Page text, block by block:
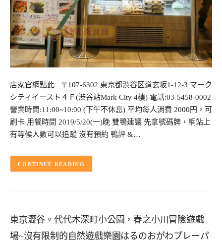
店家官網點此 〒107-6302 東京都渋谷区道玄坂1-12-3 マーク
シティイースト４Ｆ(渋谷站Mark City 4樓) 電話:03-5458-0002
營業時間:11:00~10:00 (下午不休息) 平均每人消費 2000円，可
刷卡 用餐時間 2019/5/20(一)晚 雙鴨建議 先拿號碼牌，網站上
有等候人數可以追蹤 沒有預約 鴨評 &…
CONTINUE READING
東京澀谷。代代木深町小公園，春之小川冒險遊戲
場~沒有限制的自然遊戲樂園はるのおがわプレーパ